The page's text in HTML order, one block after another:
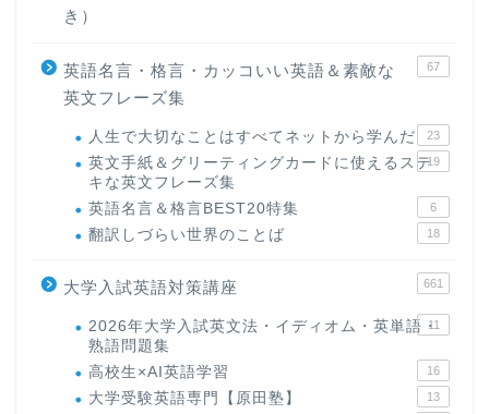
き）
英語名言・格言・カッコいい英語＆素敵な
英文フレーズ集
67
人生で大切なことはすべてネットから学んだ 23
英文手紙＆グリーティングカードに使えるステ
キな英文フレーズ集
19
英語名言＆格言BEST20特集 6
翻訳しづらい世界のことば 18
大学入試英語対策講座 661
2026年大学入試英文法・イディオム・英単語・
熟語問題集
11
高校生×AI英語学習 16
大学受験英語専門【原田塾】 13